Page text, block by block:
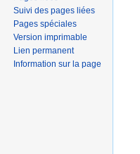
Suivi des pages liées
Pages spéciales
Version imprimable
Lien permanent
Information sur la page